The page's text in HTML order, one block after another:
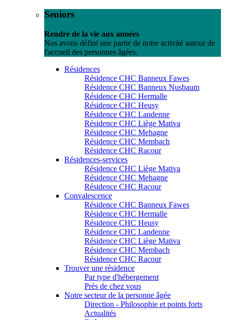
Seniors
Rendre de la vie aux années
Nos avons défini une partie de notre activité autour de
l'accueil des personnes âgées.
Résidences
Résidence CHC Banneux Fawes
Résidence CHC Banneux Nusbaum
Résidence CHC Hermalle
Résidence CHC Heusy
Résidence CHC Landenne
Résidence CHC Liège Mativa
Résidence CHC Mehagne
Résidence CHC Membach
Résidence CHC Racour
Résidences-services
Résidence CHC Liège Mativa
Résidence CHC Mehagne
Résidence CHC Racour
Convalescence
Résidence CHC Banneux Fawes
Résidence CHC Hermalle
Résidence CHC Heusy
Résidence CHC Landenne
Résidence CHC Liège Mativa
Résidence CHC Membach
Résidence CHC Racour
Trouver une résidence
Par type d'hébergement
Près de chez vous
Notre secteur de la personne âgée
Direction - Philosophie et points forts
Actualités